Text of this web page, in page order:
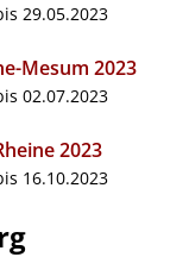
29.05.2023
Mesum 2023
02.07.2023
2023
16.10.2023